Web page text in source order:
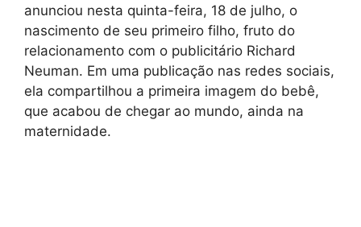
anunciou nesta quinta-feira, 18 de julho, o
nascimento de seu primeiro filho, fruto do
relacionamento com o publicitário Richard
Neuman. Em uma publicação nas redes sociais,
ela compartilhou a primeira imagem do bebê,
que acabou de chegar ao mundo, ainda na
maternidade.